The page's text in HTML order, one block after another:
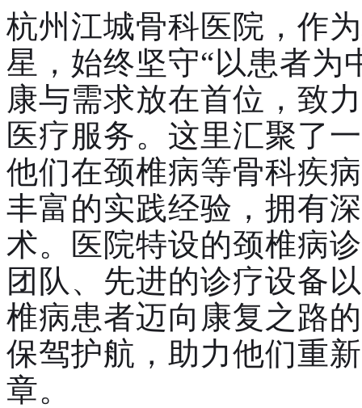
杭州江城骨科医院，作
星，始终坚守“以患者为
康与需求放在首位，致
医疗服务。这里汇聚了
他们在颈椎病等骨科疾
丰富的实践经验，拥有
术。医院特设的颈椎病
团队、先进的诊疗设备
椎病患者迈向康复之路
保驾护航，助力他们重
章。